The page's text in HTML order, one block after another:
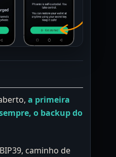
a primeira
o backup do
caminho de